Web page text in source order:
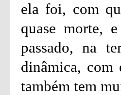
ela foi, com
quase morte,
passado, na
dinâmica, com
também tem